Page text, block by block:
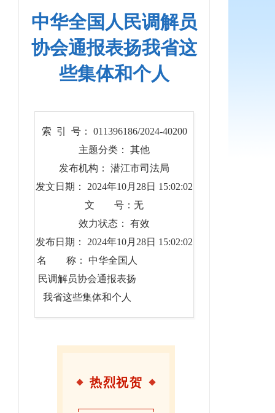
中华全国人民调解员
协会通报表扬我省这
些集体和个人
索 引 号： 011396186/2024-40200
主题分类： 其他
发布机构： 潜江市司法局
发文日期： 2024年10月28日 15:02:02
文 号：无
效力状态： 有效
发布日期： 2024年10月28日 15:02:02
名 称： 中华全国人
民调解员协会通报表扬
我省这些集体和个人
热烈祝贺